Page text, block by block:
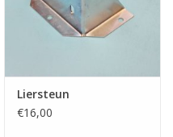
Liersteun
€16,00